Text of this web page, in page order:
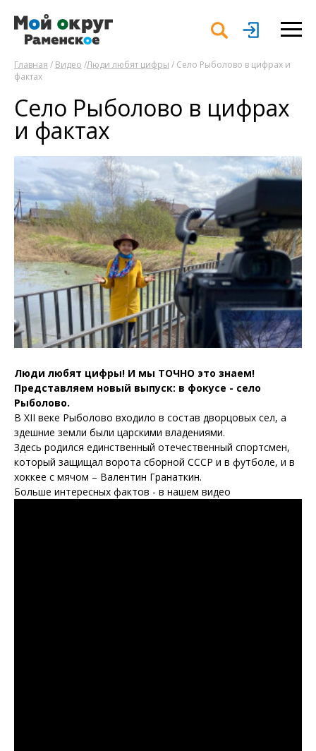
Главная / Видео /Люди любят цифры / Село Рыболово в цифрах и
фактах
Село Рыболово в цифрах
и фактах
Люди любят цифры! И мы ТОЧНО это знаем!
Представляем новый выпуск: в фокусе - село
Рыболово.
В XII веке Рыболово входило в состав дворцовых сел, а
здешние земли были царскими владениями.
Здесь родился единственный отечественный спортсмен,
который защищал ворота сборной СССР и в футболе, и в
хоккее с мячом – Валентин Гранаткин.
Больше интересных фактов - в нашем видео